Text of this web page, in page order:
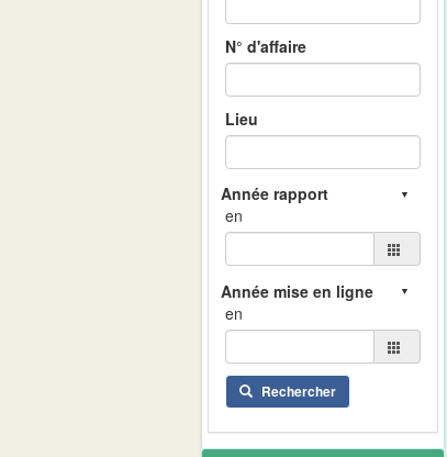
N° d'affaire
Lieu
en
en
Rechercher